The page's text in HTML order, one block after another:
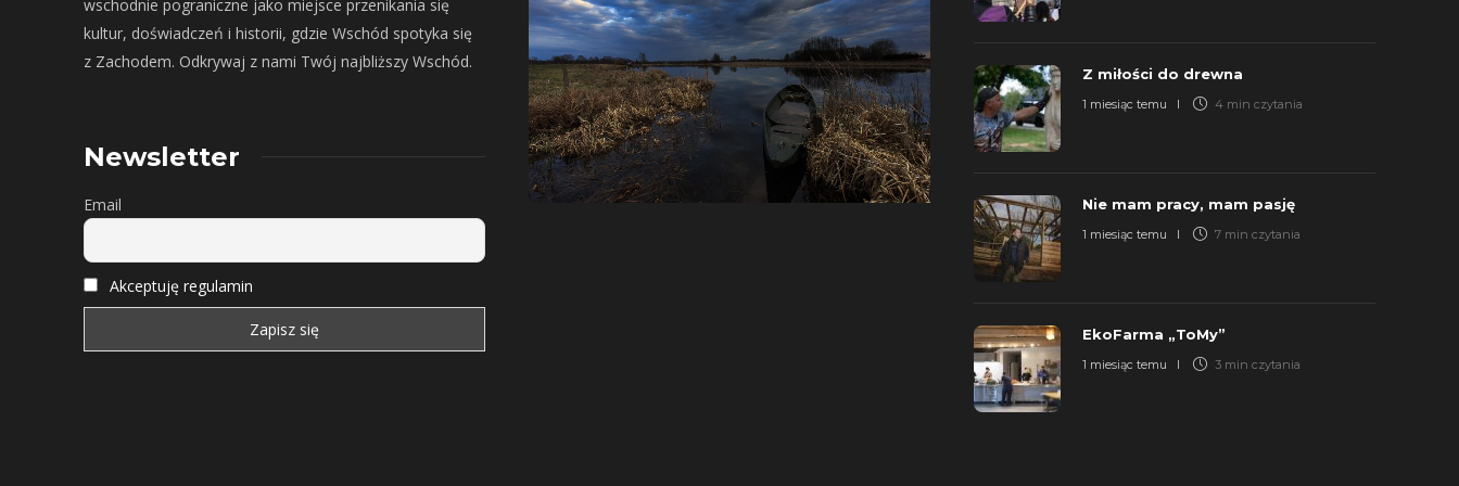
wschodnie pograniczne jako miejsce przenikania się
kultur, doświadczeń i historii, gdzie Wschód spotyka się
z Zachodem. Odkrywaj z nami Twój najbliższy Wschód.
Newsletter
Email
Akceptuję regulamin
Z miłości do drewna
1 miesiąc temu 4 min czytania
Nie mam pracy, mam pasję
1 miesiąc temu 7 min czytania
EkoFarma „ToMy”
1 miesiąc temu 3 min czytania